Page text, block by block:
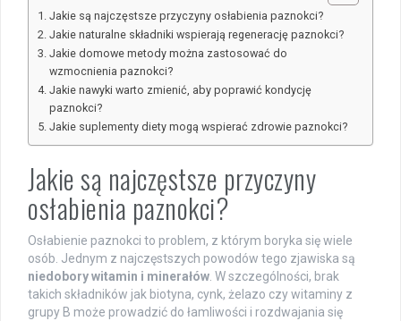
Jakie są najczęstsze przyczyny osłabienia paznokci?
Jakie naturalne składniki wspierają regenerację paznokci?
Jakie domowe metody można zastosować do
wzmocnienia paznokci?
Jakie nawyki warto zmienić, aby poprawić kondycję
paznokci?
Jakie suplementy diety mogą wspierać zdrowie paznokci?
Jakie są najczęstsze przyczyny
osłabienia paznokci?
Osłabienie paznokci to problem, z którym boryka się wiele
osób. Jednym z najczęstszych powodów tego zjawiska są
niedobory witamin i minerałów . W szczególności, brak
takich składników jak biotyna, cynk, żelazo czy witaminy z
grupy B może prowadzić do łamliwości i rozdwajania się